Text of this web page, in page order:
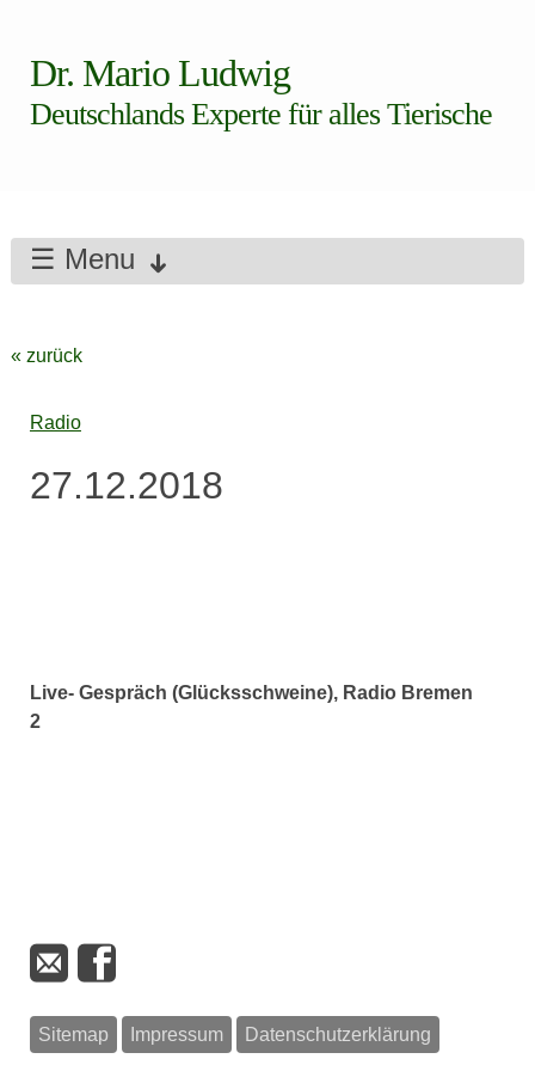
Dr. Mario Ludwig
Deutschlands Experte für alles Tierische
☰ Menu
« zurück
Radio
27.12.2018
Live- Gespräch (Glücksschweine), Radio Bremen
2
Sitemap Impressum Datenschutzerklärung